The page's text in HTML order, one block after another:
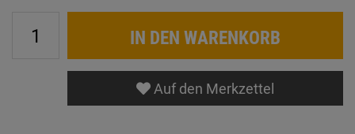
IN DEN WARENKORB
Auf den Merkzettel